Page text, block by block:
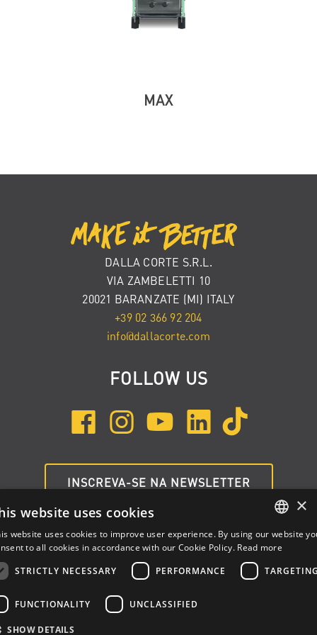
MAX
DALLA CORTE S.R.L.
VIA ZAMBELETTI 10
20021 BARANZATE (MI) ITALY
+39 02 366 92 204
info@dallacorte.com
FOLLOW US
INSCREVA-SE NA NEWSLETTER
ITALIAN
×
website uses cookies
website uses cookies to improve user experience. By using our website
to all cookies in accordance with our Cookie Policy. Read more
STRICTLY NECESSARY
PERFORMANCE
FUNCTIONALITY UNCLASSIFIED
SHOW DETAILS